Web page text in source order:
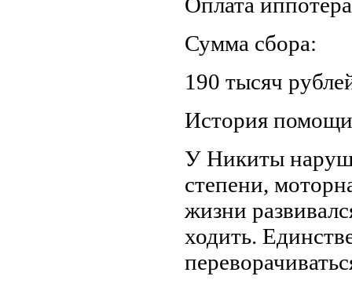
Оплата
Сумма сбора:
190 тысяч
История помощи
У Никиты
степени,
жизни
ходить.